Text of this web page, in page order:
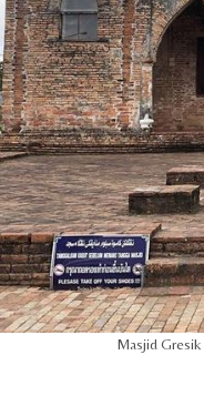
Masjid